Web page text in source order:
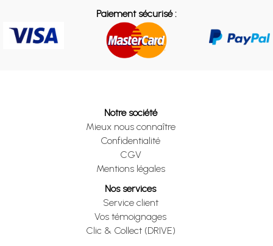
Paiement sécurisé :
Notre société
Mieux nous connaître
Confidentialité
CGV
Mentions légales
Nos services
Service client
Vos témoignages
Clic & Collect (DRIVE)